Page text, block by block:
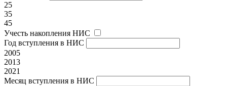
25
35
45
Учесть накопления НИС
Год вступления в НИС
2005
2013
2021
Месяц вступления в НИС